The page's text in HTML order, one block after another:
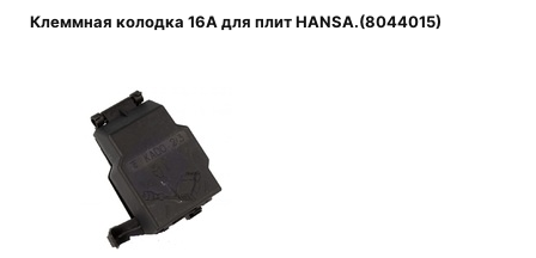
Клеммная колодка 16A для плит HANSA.(8044015)